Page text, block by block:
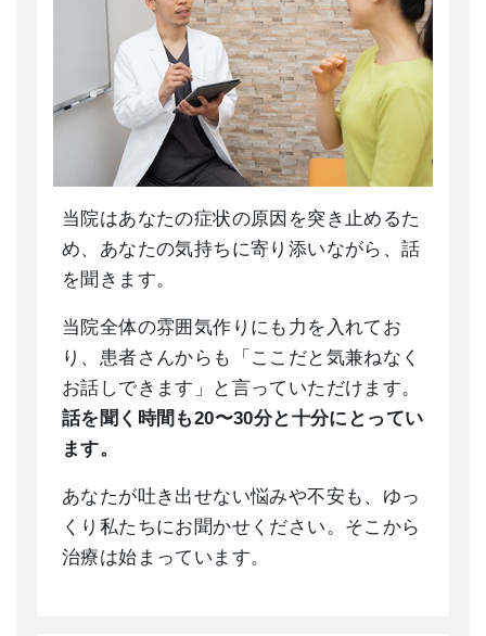
当院はあなたの症状の原因を突き止めるた
め、あなたの気持ちに寄り添いながら、話
を聞きます。
当院全体の雰囲気作りにも力を入れてお
り、患者さんからも「ここだと気兼ねなく
お話しできます」と言っていただけます。
話を聞く時間も20〜30分と十分にとってい
ます。
あなたが吐き出せない悩みや不安も、ゆっ
くり私たちにお聞かせください。そこから
治療は始まっています。